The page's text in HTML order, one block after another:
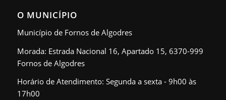
O MUNICÍPIO
Município de Fornos de Algodres
Morada: Estrada Nacional 16, Apartado 15, 6370-999
Fornos de Algodres
Horário de Atendimento: Segunda a sexta - 9h00 às
17h00